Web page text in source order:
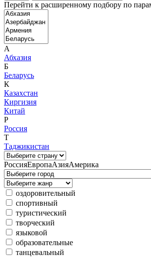
Перейти к расширенному подбору по
А
Абхазия
Б
Беларусь
К
Казахстан
Киргизия
Китай
Р
Россия
Т
Таджикистан
РоссияЕвропаАзияАмерика
оздоровительный
спортивный
туристический
творческий
языковой
образовательные
танцевальный